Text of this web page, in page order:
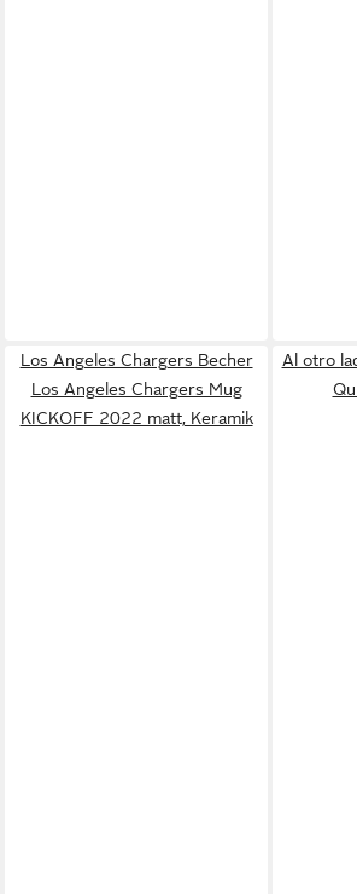
Los Angeles Chargers Becher
Los Angeles Chargers Mug
KICKOFF 2022 matt, Keramik
Al otro